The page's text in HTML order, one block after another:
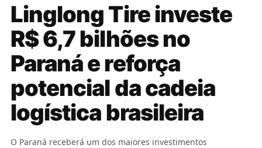
Linglong Tire investe
R$ 6,7 bilhões no
Paraná e reforça
potencial da cadeia
logística brasileira
O Paraná receberá um dos maiores investimentos